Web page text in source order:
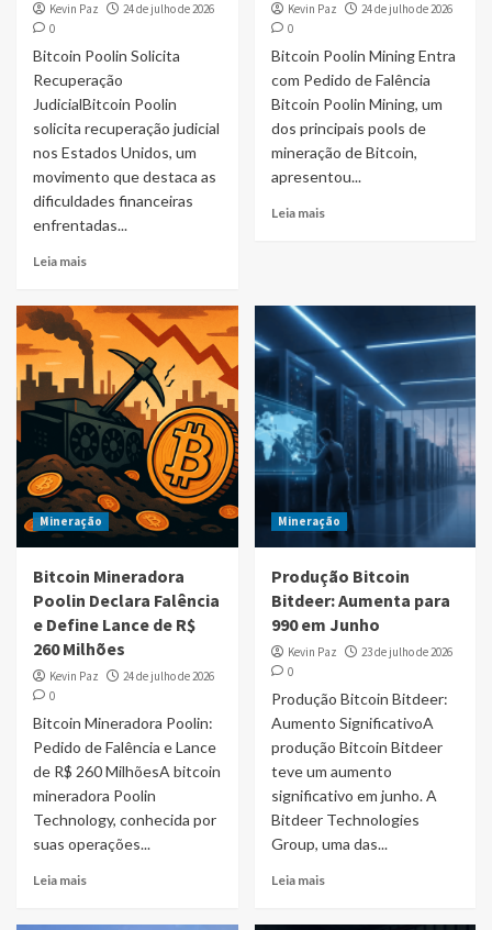
Kevin Paz
24 de julho de 2026
0
Bitcoin Poolin Solicita
Recuperação
JudicialBitcoin Poolin
solicita recuperação judicial
nos Estados Unidos, um
movimento que destaca as
dificuldades financeiras
enfrentadas...
Leia mais
Kevin Paz
24 de julho de 2026
0
Bitcoin Poolin Mining Entra
com Pedido de Falência
Bitcoin Poolin Mining, um
dos principais pools de
mineração de Bitcoin,
apresentou...
Leia mais
Mineração
Bitcoin Mineradora
Poolin Declara Falência
e Define Lance de R$
260 Milhões
Kevin Paz
24 de julho de 2026
0
Bitcoin Mineradora Poolin:
Pedido de Falência e Lance
de R$ 260 MilhõesA bitcoin
mineradora Poolin
Technology, conhecida por
suas operações...
Leia mais
Mineração
Produção Bitcoin
Bitdeer: Aumenta para
990 em Junho
Kevin Paz
23 de julho de 2026
0
Produção Bitcoin Bitdeer:
Aumento SignificativoA
produção Bitcoin Bitdeer
teve um aumento
significativo em junho. A
Bitdeer Technologies
Group, uma das...
Leia mais